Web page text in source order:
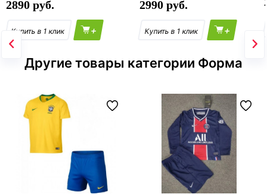
2890
+
2990
+
Другие товары категории Форма